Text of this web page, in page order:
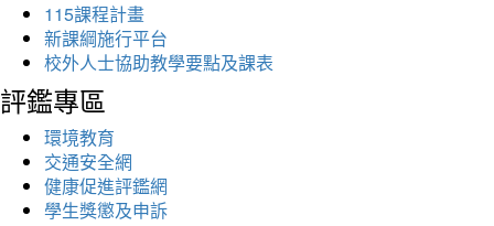
115課程計畫
新課綱施行平台
校外人士協助教學要點及課表
評鑑專區
環境教育
交通安全網
健康促進評鑑網
學生獎懲及申訴